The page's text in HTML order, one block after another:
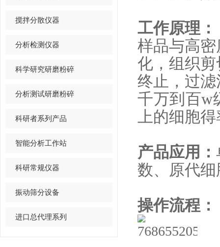
搅拌分散仪器
分析检测仪器
科学研究研磨粉碎
分析测试研磨粉碎
科研者系列产品
智能分析工作站
科研常规仪器
振动筛分设备
进口总代理系列
工作原理：
样品与高
化，组织
终止，过
千万到百w
上的细胞得
产品应用：
数、原代
操作流程：